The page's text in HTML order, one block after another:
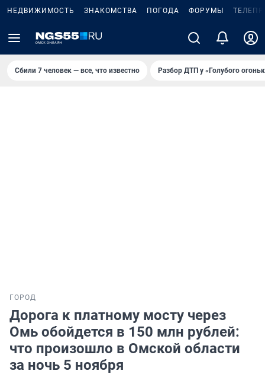
НЕДВИЖИМОСТЬ ЗНАКОМСТВА ПОГОДА ФОРУМЫ
Сбили 7 человек — все, что известно Разбор ДТП у «Голубого
ГОРОД
Дорога к платному мосту через
Омь обойдется в 150 млн рублей:
что произошло в Омской области
за ночь 5 ноября